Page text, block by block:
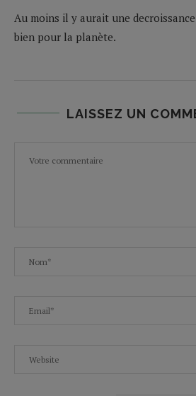
Au moins il y aurait une
bien pour la planète.
LAISSEZ UN